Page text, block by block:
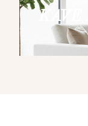
KAVE